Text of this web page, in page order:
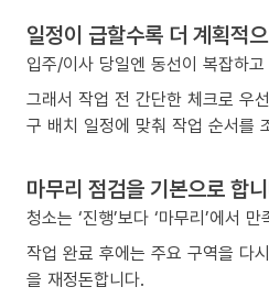
일정이 급할수록 더 계획적
입주/이사 당일엔 동선이 복잡하
그래서 작업 전 간단한 체크로 우
구 배치 일정에 맞춰 작업 순서를
마무리 점검을 기본으로 합
청소는 ‘진행’보다 ‘마무리’에서
작업 완료 후에는 주요 구역을 다
을 재정돈합니다.